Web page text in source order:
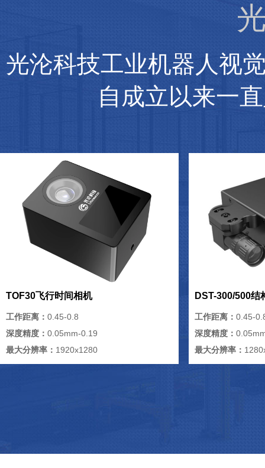
光沦科技工业机器人视
自成立以来一
TOF30飞行时间相机
工作距离： 0.45-0.8
深度精度： 0.05mm-0.19
最大分辨率： 1920x1280
DST-300/500结
工作距离：0.45-
深度精度：
最大分辨率：